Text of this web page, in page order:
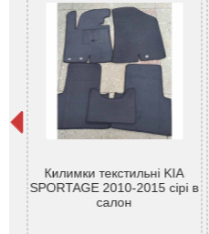
Килимки текстильні KIA
SPORTAGE 2010-2015 сірі в
салон